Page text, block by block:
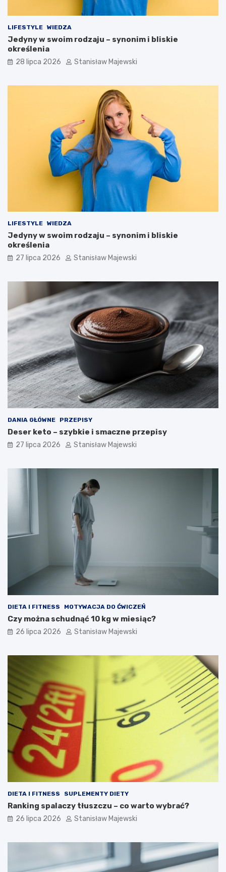
LIFESTYLE WIEDZA
Jedyny w swoim rodzaju – synonim i bliskie
określenia
28 lipca 2026 Stanisław Majewski
LIFESTYLE WIEDZA
Jedyny w swoim rodzaju – synonim i bliskie
określenia
27 lipca 2026 Stanisław Majewski
DANIA GŁÓWNE PRZEPISY
Deser keto – szybkie i smaczne przepisy
27 lipca 2026 Stanisław Majewski
DIETA I FITNESS MOTYWACJA DO ĆWICZEŃ
Czy można schudnąć 10 kg w miesiąc?
26 lipca 2026 Stanisław Majewski
DIETA I FITNESS SUPLEMENTY DIETY
Ranking spalaczy tłuszczu – co warto wybrać?
26 lipca 2026 Stanisław Majewski